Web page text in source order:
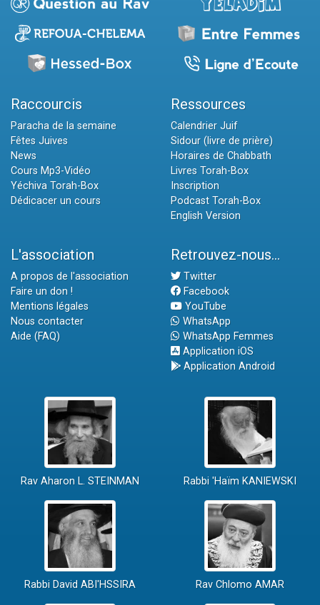
Raccourcis
Paracha de la semaine
Fêtes Juives
News
Cours Mp3-Vidéo
Yéchiva Torah-Box
Dédicacer un cours
Ressources
Calendrier Juif
Sidour (livre de prière)
Horaires de Chabbath
Livres Torah-Box
Inscription
Podcast Torah-Box
English Version
L'association
A propos de l'association
Faire un don !
Mentions légales
Nous contacter
Aide (FAQ)
Retrouvez-nous...
Twitter
Facebook
YouTube
WhatsApp
WhatsApp Femmes
Application iOS
Application Android
Rav Aharon L. STEINMAN Rabbi 'Haïm KANIEWSKI
Rabbi David ABI'HSSIRA Rav Chlomo AMAR